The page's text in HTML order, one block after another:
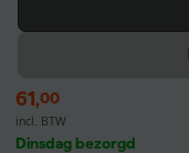
61,00
incl. BTW
Dinsdag bezorgd